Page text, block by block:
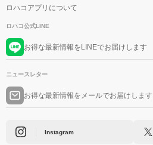
ロハコアプリについて
ロハコ公式LINE
お得な最新情報をLINEでお届けします
ニュースレター
お得な最新情報をメールでお届けします
Instagram